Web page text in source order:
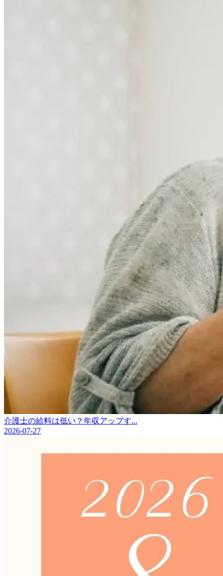
介護士の給料は低い？年収アップす...
2026-07-27